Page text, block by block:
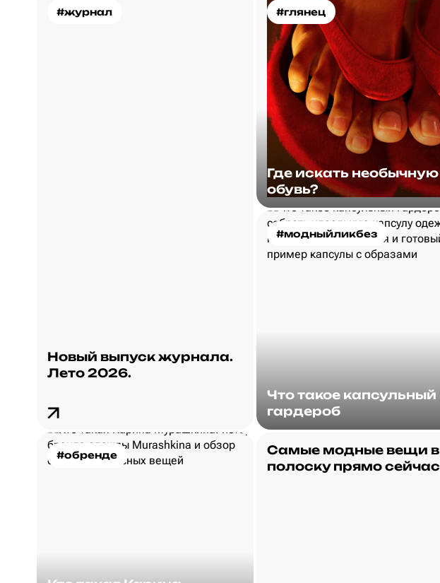
#журнал
Новый выпуск журнала.
Лето 2026.
#глянец
Где искать необычную
обувь?
#модныйликбез
Что такое капсульный
гардероб
#обренде
Самые модные вещи в
полоску прямо сейчас